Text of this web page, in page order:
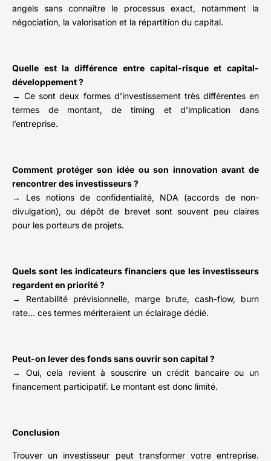
angels sans connaître le processus exact, notamment la
négociation, la valorisation et la répartition du capital.
Quelle est la différence entre capital-risque et capital-
développement ?
→ Ce sont deux formes d’investissement très différentes en
termes de montant, de timing et d’implication dans
l’entreprise.
Comment protéger son idée ou son innovation avant de
rencontrer des investisseurs ?
→ Les notions de confidentialité, NDA (accords de non-
divulgation), ou dépôt de brevet sont souvent peu claires
pour les porteurs de projets.
Quels sont les indicateurs financiers que les investisseurs
regardent en priorité ?
→ Rentabilité prévisionnelle, marge brute, cash-flow, burn
rate… ces termes mériteraient un éclairage dédié.
Peut-on lever des fonds sans ouvrir son capital ?
→ Oui, cela revient à souscrire un crédit bancaire ou un
financement participatif. Le montant est donc limité.
Conclusion
Trouver un investisseur peut transformer votre entreprise.